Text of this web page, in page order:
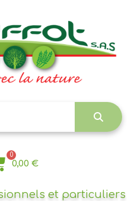
0,00 €
et particuliers